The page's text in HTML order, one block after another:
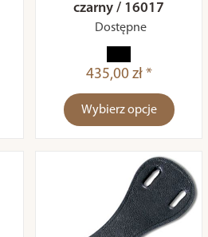
czarny / 16017
Dostępne
435,00 zł *
Wybierz opcje